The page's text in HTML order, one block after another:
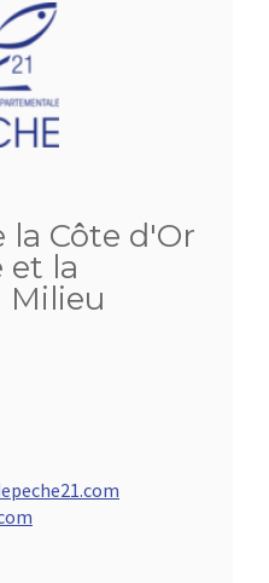
la Côte d'Or
et la
Milieu